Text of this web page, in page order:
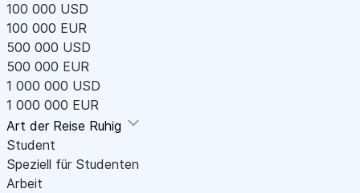
100 000 USD
100 000 EUR
500 000 USD
500 000 EUR
1 000 000 USD
1 000 000 EUR
Art der Reise Ruhig
Student
Speziell für Studenten
Arbeit